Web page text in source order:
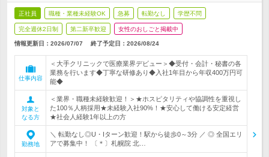
正社員 職種・業種未経験OK 急募 転勤なし 学歴不問
完全週休2日制 第二新卒歓迎 女性のおしごと掲載中
情報更新日：2026/07/07 終了予定日： 2026/08/24
仕事内容
＜大手クリニックで医療業界デビュー＞◆受付・会計・秘書の各
業務を行います◆丁寧な研修あり◆入社1年目から年収400万円可
能◆
対象と
なる方
＜業界・職種未経験歓迎！＞★ホスピタリティや協調性を重視し
た100％人柄採用★未経験入社90%！★安心して働ける安定経営
★社会人経験1年以上の方
勤務地
＼ 転勤なし◎U・Iターン歓迎！駅から徒歩0～3分 ／ ◎ 全国エリ
アで募集中！ 〔＊〕札幌院 北…